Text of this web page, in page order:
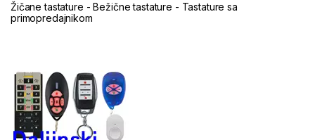
Žičane tastature -Bežične tastature - Tastature sa
primopredajnikom